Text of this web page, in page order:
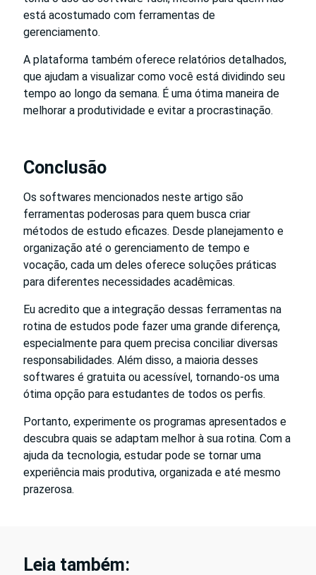
está acostumado com ferramentas de
gerenciamento.
A plataforma também oferece relatórios detalhados,
que ajudam a visualizar como você está dividindo seu
tempo ao longo da semana. É uma ótima maneira de
melhorar a produtividade e evitar a procrastinação.
Conclusão
Os softwares mencionados neste artigo são
ferramentas poderosas para quem busca criar
métodos de estudo eficazes. Desde planejamento e
organização até o gerenciamento de tempo e
vocação, cada um deles oferece soluções práticas
para diferentes necessidades acadêmicas.
Eu acredito que a integração dessas ferramentas na
rotina de estudos pode fazer uma grande diferença,
especialmente para quem precisa conciliar diversas
responsabilidades. Além disso, a maioria desses
softwares é gratuita ou acessível, tornando-os uma
ótima opção para estudantes de todos os perfis.
Portanto, experimente os programas apresentados e
descubra quais se adaptam melhor à sua rotina. Com a
ajuda da tecnologia, estudar pode se tornar uma
experiência mais produtiva, organizada e até mesmo
prazerosa.
Leia também: